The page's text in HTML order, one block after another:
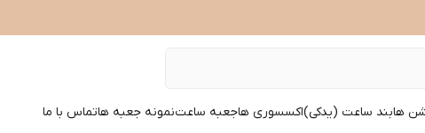
هابند ساعت (یدکی)اکسسوری هاجعبه ساعتنمونه جعبه هاتماس با ما